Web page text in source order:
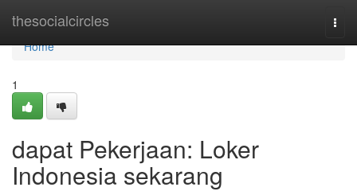
thesocialcircles
Home
Home
1
dapat Pekerjaan: Loker
Indonesia sekarang